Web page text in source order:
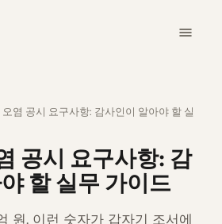
오염 공시 요구사항: 감사인이 알아야 할 실
공시 요구사항: 감
할 실무 가이드
원. 이런 숫자가 갑자기 조서에